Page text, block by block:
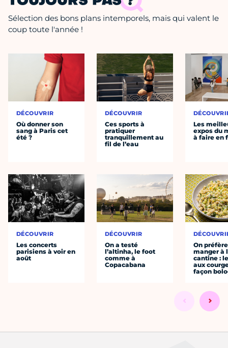
Sélection des bons plans intemporels, mais qui valent le
coup toute l'année !
DÉCOUVRIR
Où donner son
sang à Paris cet
été ?
DÉCOUVRIR
Les concerts
parisiens à voir en
août
DÉCOUVRIR
Ces sports à
pratiquer
tranquillement au
fil de l’eau
DÉCOUVRIR
On a testé
l’altinha, le foot
comme à
Copacabana
Les
expos du
à faire en
On préfère
manger à
cantine :
aux
façon